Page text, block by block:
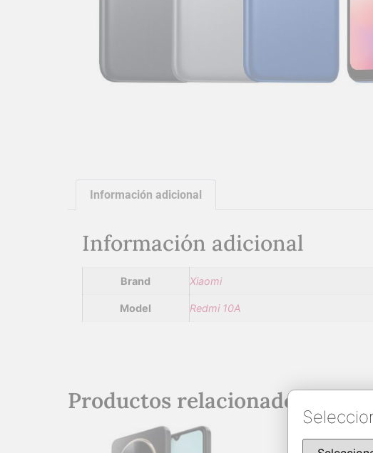
Información adicional
Información adicional
Brand Xiaomi
Model Redmi 10A
Productos relacionados